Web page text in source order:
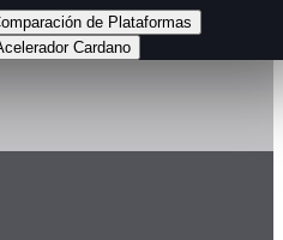
de Plataformas
Cardano